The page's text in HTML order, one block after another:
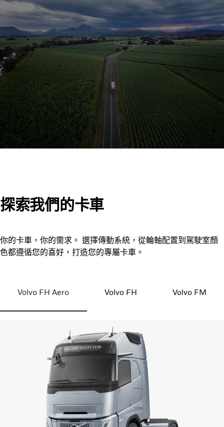
探索我們的卡車
你的卡車，你的需求。 選擇傳動系統，從輪軸配置到駕駛室顏
色都遵循您的喜好，打造您的專屬卡車。
Volvo FH Aero Volvo FH Volvo FM